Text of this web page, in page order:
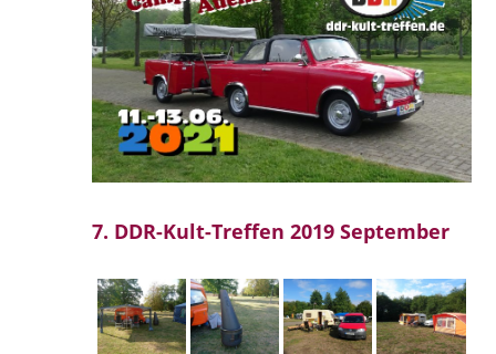
7. DDR-Kult-Treffen 2019 September